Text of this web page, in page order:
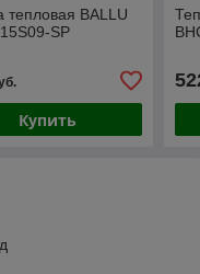
тепловая BALLU
SP
Купить